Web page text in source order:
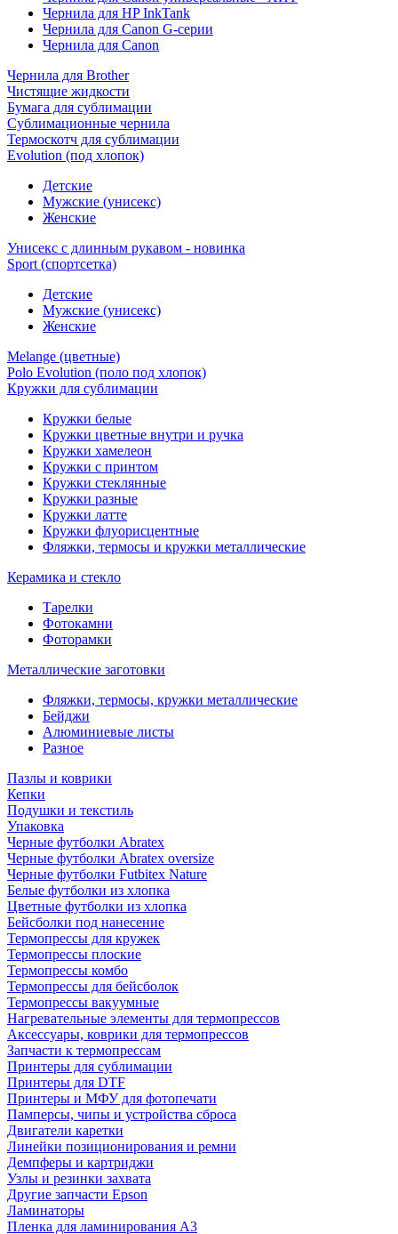
Чернила для HP InkTank
Чернила для Canon G-серии
Чернила для Canon
Чернила для Brother
Чистящие жидкости
Бумага для сублимации
Сублимационные чернила
Термоскотч для сублимации
Evolution (под хлопок)
Детские
Мужские (унисекс)
Женские
Унисекс с длинным рукавом - новинка
Sport (спортсетка)
Детские
Мужские (унисекс)
Женские
Melange (цветные)
Polo Evolution (поло под хлопок)
Кружки для сублимации
Кружки белые
Кружки цветные внутри и ручка
Кружки хамелеон
Кружки c принтом
Кружки стеклянные
Кружки разные
Кружки латте
Кружки флуорисцентные
Фляжки, термосы и кружки металлические
Керамика и стекло
Тарелки
Фотокамни
Фоторамки
Металлические заготовки
Фляжки, термосы, кружки металлические
Бейджи
Алюминиевые листы
Разное
Пазлы и коврики
Кепки
Подушки и текстиль
Упаковка
Черные футболки Abratex
Черные футболки Abratex oversize
Черные футболки Futbitex Nature
Белые футболки из хлопка
Цветные футболки из хлопка
Бейсболки под нанесение
Термопрессы для кружек
Термопрессы плоские
Термопрессы комбо
Термопрессы для бейсболок
Термопрессы вакуумные
Нагревательные элементы для термопрессов
Аксессуары, коврики для термопрессов
Запчасти к термопрессам
Принтеры для сублимации
Принтеры для DTF
Принтеры и МФУ для фотопечати
Памперсы, чипы и устройства сброса
Двигатели каретки
Линейки позиционирования и ремни
Демпферы и картриджи
Узлы и резинки захвата
Другие запчасти Epson
Ламинаторы
Пленка для ламинирования А3